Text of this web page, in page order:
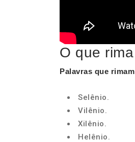
O que
Palavras que
Selênio.
Vilênio.
Xilênio.
Helênio.